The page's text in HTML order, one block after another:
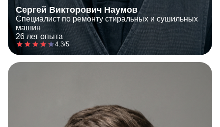
Сергей Викторович Наумов
Специалист по ремонту стиральных и сушильных
машин
26 лет опыта
4.3/5